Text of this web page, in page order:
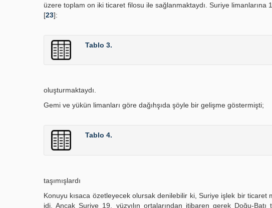
üzere toplam on iki ticaret filosu ile sağlanmaktaydı. Suriye limanlarına
[23]:
Tablo 3.
oluşturmaktaydı.
Gemi ve yükün limanları göre dağıhşıda şöyle bir gelişme göstermişti;
Tablo 4.
taşımışlardı
Konuyu kısaca özetleyecek olursak denilebilir ki, Suriye işlek bir
idi. Ancak Suriye 19. yüzyılın ortalarından itibaren gerek Doğu-